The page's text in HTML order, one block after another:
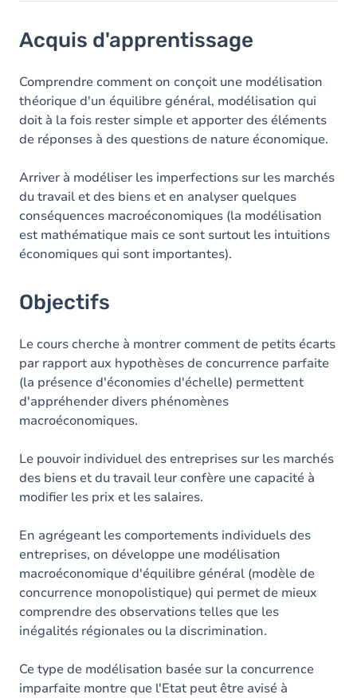
Objectifs
Contenu
Acquis d'apprentissage
Comprendre comment on conçoit une modélisation
théorique d'un équilibre général, modélisation qui
doit à la fois rester simple et apporter des éléments
de réponses à des questions de nature économique.
Arriver à modéliser les imperfections sur les marchés
du travail et des biens et en analyser quelques
conséquences macroéconomiques (la modélisation
est mathématique mais ce sont surtout les intuitions
économiques qui sont importantes).
Objectifs
Le cours cherche à montrer comment de petits écarts
par rapport aux hypothèses de concurrence parfaite
(la présence d'économies d'échelle) permettent
d'appréhender divers phénomènes
macroéconomiques.
Le pouvoir individuel des entreprises sur les marchés
des biens et du travail leur confère une capacité à
modifier les prix et les salaires.
En agrégeant les comportements individuels des
entreprises, on développe une modélisation
macroéconomique d'équilibre général (modèle de
concurrence monopolistique) qui permet de mieux
comprendre des observations telles que les
inégalités régionales ou la discrimination.
Ce type de modélisation basée sur la concurrence
imparfaite montre que l'Etat peut être avisé à